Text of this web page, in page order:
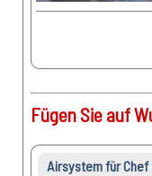
Fügen Sie auf
Airsystem für Chef